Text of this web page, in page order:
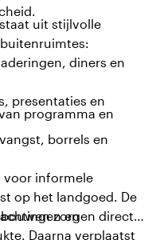
uit stijlvolle
diners en
presentaties en
borrels en
voor informele
en
programma en
op het landgoed. De
zorgen direct
Daarna verplaatst